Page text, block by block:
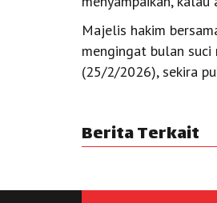
Majelis hakim
mengingat bulan suci
(25/2/2026), sekira
Berita Terkait